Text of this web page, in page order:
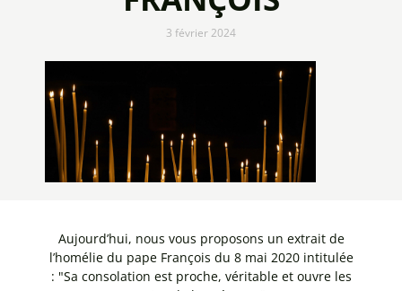
3 février 2024
Aujourd’hui, nous vous proposons un extrait de
l’homélie du pape François du 8 mai 2020 intitulée
: "Sa consolation est proche, véritable et ouvre les